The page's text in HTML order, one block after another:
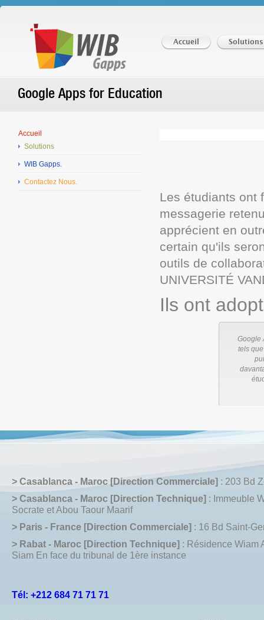
Accueil Solutions
Google Apps for Education
Accueil
Solutions
WIB Gapps.
Contactez Nous.
Les étudiants ont
messagerie
apprécient en
certain qu'ils
outils de
UNIVERSITÉ
Ils ont
Google
tels
> Casablanca - Maroc [Direction Commerciale] : 203 Bd
> Casablanca - Maroc [Direction Technique] : Immeuble
Socrate et Abou Taour Maarif
> Paris - France [Direction Commerciale] : 16 Bd Saint-
> Rabat - Maroc [Direction Technique] : Résidence Wiam
Siam En face du tribunal de 1ère instance
Tél: +212 684 71 71 71